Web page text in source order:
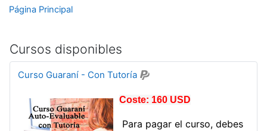
Página Principal
Cursos disponibles
Curso Guaraní - Con Tutoría
Coste: 160 USD
Para pagar el curso, debes